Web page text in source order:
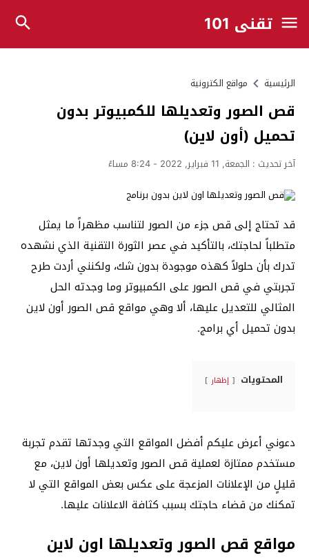
تقني 101
الرئيسية مواقع الكترونية
قص الصور وتعديلها للكمبيوتر بدون
تحميل (أون لاين)
آخر تحديث : الجمعة, 11 فبراير, 2022 - 8:24 مساءً
قد تحتاج إلى قص جزء من الصور لتناسب مظهراً ما يمثل
متطلباً لحاجتك، بالتأكيد في عصر الثورة التقنية الذي نشهده
تدرك بأن حلولاً كهذه موجودة بدون شك، ولكنني أردت طرح
تجربتي في قص الصور على الكمبيوتر وما وجدته الحل
المثالي للتعديل عليها، ألا وهي مواقع قص الصور أون لاين
بدون تحميل أي برامج.
المحتويات إظهار
دعوني أعرض عليكم أفضل المواقع التي وجدتها تقدم تجربة
مستخدم ممتازة لعملية قص الصور وتعديلها أون لاين، مع
قليلٍ من الإعلانات المزعجة على عكس بعض المواقع التي لا
تمكنك من قضاء حاجتك بسبب كثافة الاعلانات عليها.
مواقع قص الصور وتعديلها اون لاين